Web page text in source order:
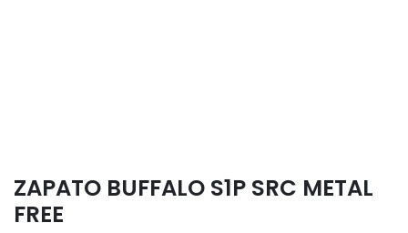
ZAPATO BUFFALO S1P SRC METAL
FREE